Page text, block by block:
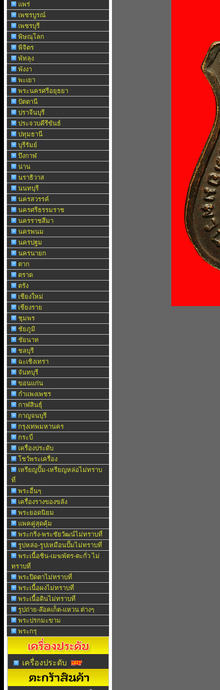
แพร่
เพชรบูรณ์
เพชรบุรี
พิษณุโลก
พิจิตร
พัทลุง
พังงา
พะเยา
พระนครศรีอยุธยา
ปัตตานี
ปราจีนบุรี
ประจวบคีรีขันธ์
ปทุมธานี
บุรีรัมย์
บึงกาฬ
น่าน
นราธิวาส
นนทบุรี
นครสวรรค์
นครศรีธรรมราช
นครราชสีมา
นครพนม
นครปฐม
นครนายก
ตาก
ตราด
ตรัง
เชียงใหม่
เชียงราย
ชุมพร
ชัยภูมิ
ชัยนาท
ชลบุรี
ฉะเชิงเทรา
จันทบุรี
ขอนแก่น
กำแพงเพชร
กาฬสินธุ์
กาญจนบุรี
กรุงเทพมหานคร
กระบี่
เครื่องประดับ
โชว์พระเครื่อง
เหรียญปั๊ม-เหรียญหล่อไม่ทราบ
ที่
พระอื่นๆ
เครื่องรางของขลัง
พระยอดนิยม
แพคคู่สุดคุ้ม
พระกริ่ง-พระชัยวัฒน์ไม่ทราบที่
รูปหล่อ-รูปเหมือนปั๊มไม่ทราบที่
พระเนื้อชิน-เมฆพัตร-ตะกั่ว ไม่
ทราบที่
พระปิดตาไม่ทราบที่
พระเนื้อผงไม่ทราบที่
พระเนื้อดินไม่ทราบที่
รูปถ่าย-ล๊อคเก็ต-แหวน ต่างๆ
พระปรกมะขาม
พระกรุ
เครื่องประดับ